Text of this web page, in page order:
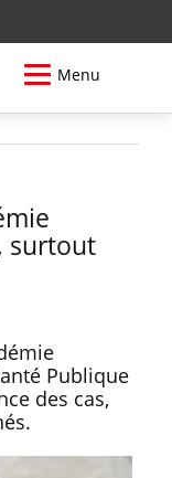
Menu
surtout
Publique
des cas,